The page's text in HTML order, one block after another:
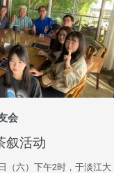
会
叙活动
（六）下午2时，于淡江大